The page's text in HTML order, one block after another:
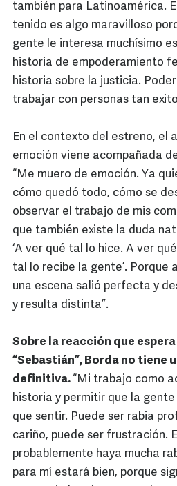
también para Latinoamérica.
tenido es algo maravilloso
gente le interesa muchísimo
historia de empoderamiento
historia sobre la justicia.
trabajar con personas tan
En el contexto del estreno, el
emoción viene acompañada
“Me muero de emoción. Ya
cómo quedó todo, cómo se
observar el trabajo de mis
que también existe la duda
‘A ver qué tal lo hice. A ver
tal lo recibe la gente’. Porque
una escena salió perfecta y
y resulta distinta”.
Sobre la reacción que
“Sebastián”, Borda no tiene
definitiva.“Mi trabajo como
historia y permitir que la
que sentir. Puede ser rabia
cariño, puede ser frustración.
probablemente haya mucha
para mí estará bien, porque